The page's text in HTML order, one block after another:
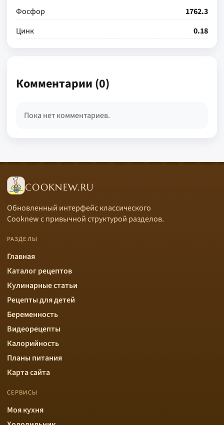
Фосфор
1762.3
Цинк
0.18
Комментарии (0)
Пока нет комментариев.
COOKNEW.RU
Обновленный интерфейс классического
Cooknew с привычной структурой разделов.
РАЗДЕЛЫ
Главная
Каталог рецептов
Кулинарные статьи
Рецепты для детей
Беременность
Видеорецепты
Калорийность
Планы питания
Карта сайта
СЕРВИСЫ
Моя кухня